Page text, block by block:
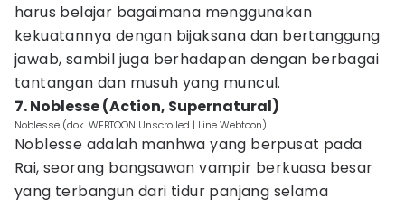
harus belajar bagaimana menggunakan
kekuatannya dengan bijaksana dan bertanggung
jawab, sambil juga berhadapan dengan berbagai
tantangan dan musuh yang muncul.
7. Noblesse (Action, Supernatural)
Noblesse (dok. WEBTOON Unscrolled | Line Webtoon)
Noblesse adalah manhwa yang berpusat pada
Rai, seorang bangsawan vampir berkuasa besar
yang terbangun dari tidur panjang selama